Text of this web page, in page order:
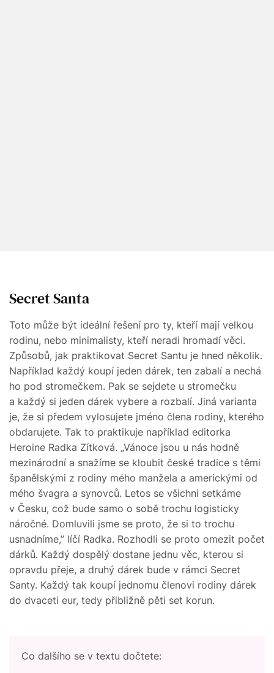
Secret Santa
Toto může být ideální řešení pro ty, kteří mají velkou
rodinu, nebo minimalisty, kteří neradi hromadí věci.
Způsobů, jak praktikovat Secret Santu je hned několik.
Například každý koupí jeden dárek, ten zabalí a nechá
ho pod stromečkem. Pak se sejdete u stromečku
a každý si jeden dárek vybere a rozbalí. Jiná varianta
je, že si předem vylosujete jméno člena rodiny, kterého
obdarujete. Tak to praktikuje například editorka
Heroine Radka Zítková. „Vánoce jsou u nás hodně
mezinárodní a snažíme se kloubit české tradice s těmi
španělskými z rodiny mého manžela a americkými od
mého švagra a synovců. Letos se všichni setkáme
v Česku, což bude samo o sobě trochu logisticky
náročné. Domluvili jsme se proto, že si to trochu
usnadníme,” líčí Radka. Rozhodli se proto omezit počet
dárků. Každý dospělý dostane jednu věc, kterou si
opravdu přeje, a druhý dárek bude v rámci Secret
Santy. Každý tak koupí jednomu členovi rodiny dárek
do dvaceti eur, tedy přibližně pěti set korun.
Co dalšího se v textu dočtete: